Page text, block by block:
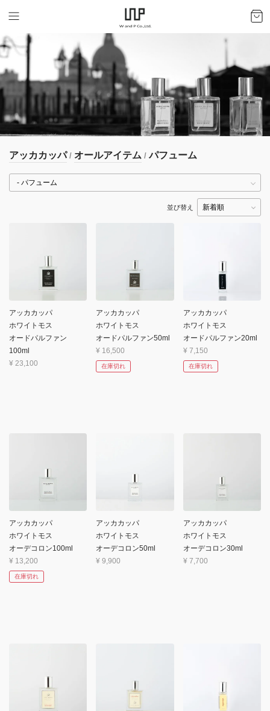
アッカカッパ / オールアイテム /パフューム
並び替え
アッカカッパ
ホワイトモス
オードパルファン
100ml
¥ 23,100
アッカカッパ
ホワイトモス
オードパルファン50ml
¥ 16,500
在庫切れ
アッカカッパ
ホワイトモス
オードパルファン20ml
¥ 7,150
在庫切れ
アッカカッパ
ホワイトモス
オーデコロン100ml
¥ 13,200
在庫切れ
アッカカッパ
ホワイトモス
オーデコロン50ml
¥ 9,900
アッカカッパ
ホワイトモス
オーデコロン30ml
¥ 7,700